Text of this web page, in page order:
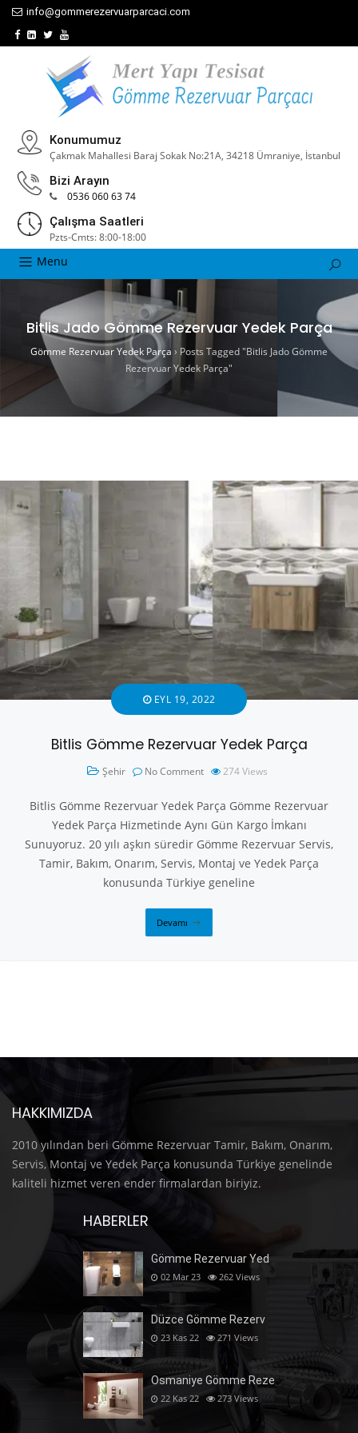
info@gommerezervuarparcaci.com
Konumumuz
Çakmak Mahallesi Baraj Sokak No:21A, 34218 Ümraniye, İstanbul
Bizi Arayın
0536 060 63 74
Çalışma Saatleri
Pzts-Cmts: 8:00-18:00
Menu
Bitlis Jado Gömme Rezervuar Yedek Parça
Gömme Rezervuar Yedek Parça › Posts Tagged "Bitlis Jado Gömme
Rezervuar Yedek Parça"
EYL 19, 2022
Bitlis Gömme Rezervuar Yedek Parça
Şehir No Comment 274Views
Bitlis Gömme Rezervuar Yedek Parça Gömme Rezervuar
Yedek Parça Hizmetinde Aynı Gün Kargo İmkanı
Sunuyoruz. 20 yılı aşkın süredir Gömme Rezervuar Servis,
Tamir, Bakım, Onarım, Servis, Montaj ve Yedek Parça
konusunda Türkiye geneline
Devamı
HAKKIMIZDA
2010 yılından beri Gömme Rezervuar Tamir, Bakım, Onarım,
Servis, Montaj ve Yedek Parça konusunda Türkiye genelinde
kaliteli hizmet veren ender firmalardan biriyiz.
HABERLER
Gömme Rezervuar Yed
02 Mar 23 262 Views
Düzce Gömme Rezerv
23 Kas 22 271 Views
Osmaniye Gömme Reze
22 Kas 22 273 Views